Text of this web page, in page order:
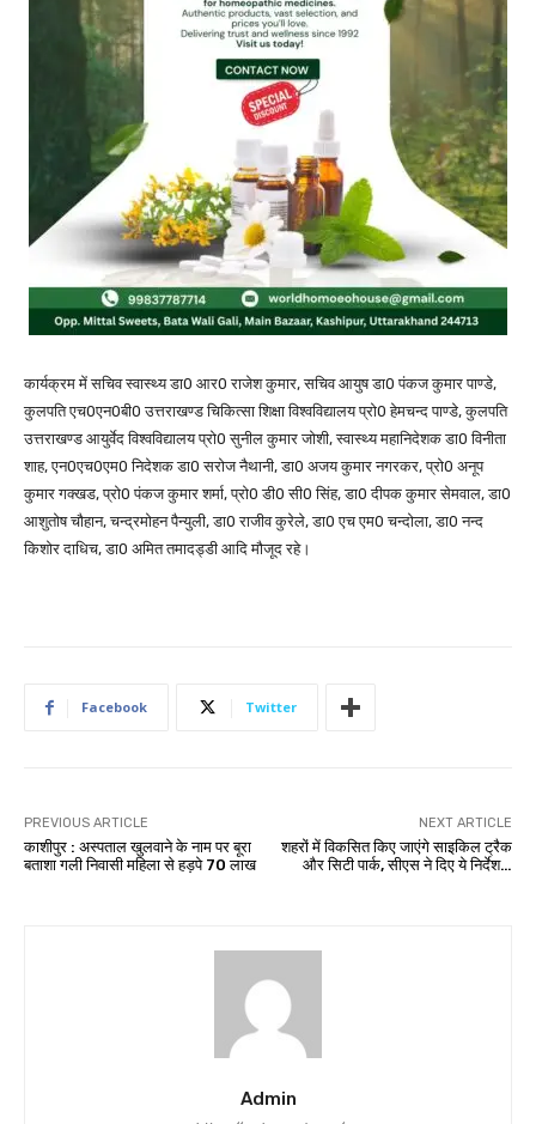
कार्यक्रम में सचिव स्वास्थ्य डा0 आर0 राजेश कुमार, सचिव आयुष डा0 पंकज कुमार पाण्डे,
कुलपति एच0एन0बी0 उत्तराखण्ड चिकित्सा शिक्षा विश्वविद्यालय प्रो0 हेमचन्द पाण्डे, कुलपति
उत्तराखण्ड आयुर्वेद विश्वविद्यालय प्रो0 सुनील कुमार जोशी, स्वास्थ्य महानिदेशक डा0 विनीता
शाह, एन0एच0एम0 निदेशक डा0 सरोज नैथानी, डा0 अजय कुमार नगरकर, प्रो0 अनूप
कुमार गक्खड, प्रो0 पंकज कुमार शर्मा, प्रो0 डी0 सी0 सिंह, डा0 दीपक कुमार सेमवाल, डा0
आशुतोष चौहान, चन्द्रमोहन पैन्युली, डा0 राजीव कुरेले, डा0 एच एम0 चन्दोला, डा0 नन्द
किशोर दाधिच, डा0 अमित तमादड्डी आदि मौजूद रहे।
Facebook Twitter
PREVIOUS ARTICLE
काशीपुर : अस्पताल खुलवाने के नाम पर बूरा
बताशा गली निवासी महिला से हड़पे 70 लाख
NEXT ARTICLE
शहरों में विकसित किए जाएंगे साइकिल ट्रैक
और सिटी पार्क, सीएस ने दिए ये निर्देश…
Admin